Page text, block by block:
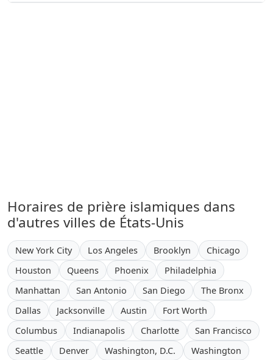
Horaires de prière islamiques dans
d'autres villes de États-Unis
New York City Los Angeles Brooklyn
Chicago
Houston
Queens Phoenix
Philadelphia
Manhattan
San Antonio San Diego
The Bronx
Dallas
Jacksonville Austin
Fort Worth
Columbus
Indianapolis Charlotte
San Francisco
Seattle
Denver Washington, D.C.
Washington